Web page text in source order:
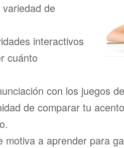
de
interactivos
cuánto
con los juegos
de comparar tu
motiva a aprender para